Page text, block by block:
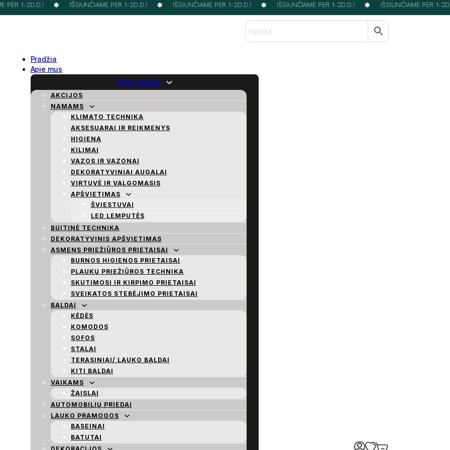
PER 1-2D.D.! IŠSIUNČIAME PER 1-2D.D.! IŠSIUNČIAME PER 1-2D.D.! IŠSIUNČIAME PER 1-2D.D.! IŠSIUNČIAME PER 1-
Pradžia
Apie mus
Visos prekės
AKCIJOS
NAMAMS
KLIMATO TECHNIKA
AKSESUARAI IR REIKMENYS
HIGIENA
KILIMAI
VAZOS IR VAZONAI
DEKORATYVINIAI AUGALAI
VIRTUVĖ IR VALGOMASIS
APŠVIETIMAS
ŠVIESTUVAI
LED LEMPUTĖS
BUITINĖ TECHNIKA
DEKORATYVINIS APŠVIETIMAS
ASMENS PRIEŽIŪROS PRIETAISAI
BURNOS HIGIENOS PRIETAISAI
PLAUKŲ PRIEŽIŪROS TECHNIKA
SKUTIMOSI IR KIRPIMO PRIETAISAI
SVEIKATOS STEBĖJIMO PRIETAISAI
BALDAI
KĖDĖS
KOMODOS
SOFOS
STALAI
TERASINIAI/ LAUKO BALDAI
KITI BALDAI
VAIKAMS
ŽAISLAI
AUTOMOBILIŲ PRIEDAI
LAUKO PRAMOGOS
BASEINAI
BATUTAI